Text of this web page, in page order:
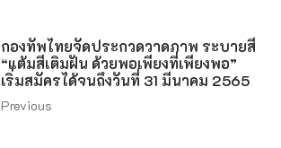
กองทัพไทยจัดประกวดวาดภาพ ระบายสี
“แต้มสีเติมฝัน ด้วยพอเพียงที่เพียงพอ”
เริ่มสมัครได้จนถึงวันที่ 31 มีนาคม 2565
Previous